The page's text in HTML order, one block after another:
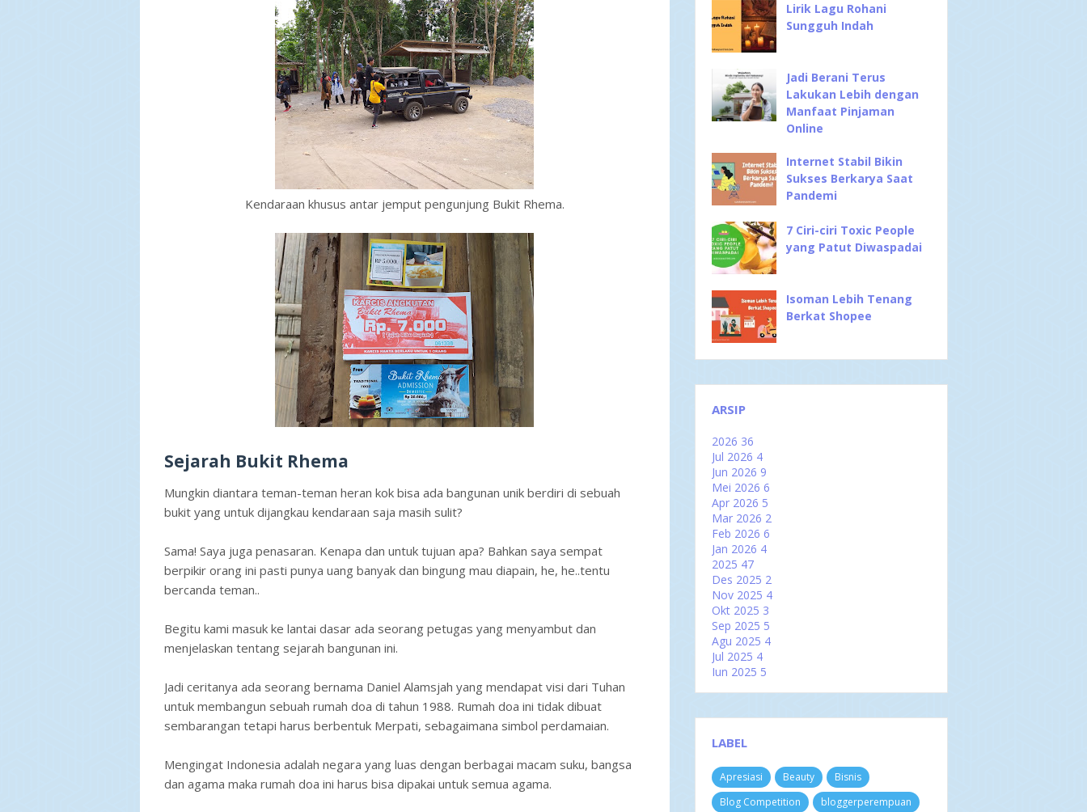
Kendaraan khusus antar jemput pengunjung Bukit Rhema.
Sejarah Bukit Rhema
Mungkin diantara teman-teman heran kok bisa ada bangunan unik berdiri di sebuah
bukit yang untuk dijangkau kendaraan saja masih sulit?
Sama! Saya juga penasaran. Kenapa dan untuk tujuan apa? Bahkan saya sempat
berpikir orang ini pasti punya uang banyak dan bingung mau diapain, he, he..tentu
bercanda teman..
Begitu kami masuk ke lantai dasar ada seorang petugas yang menyambut dan
menjelaskan tentang sejarah bangunan ini.
Jadi ceritanya ada seorang bernama Daniel Alamsjah yang mendapat visi dari Tuhan
untuk membangun sebuah rumah doa di tahun 1988. Rumah doa ini tidak dibuat
sembarangan tetapi harus berbentuk Merpati, sebagaimana simbol perdamaian.
Mengingat Indonesia adalah negara yang luas dengan berbagai macam suku, bangsa
dan agama maka rumah doa ini harus bisa dipakai untuk semua agama.
Lirik Lagu Rohani
Sungguh Indah
Jadi Berani Terus
Lakukan Lebih dengan
Manfaat Pinjaman
Online
Internet Stabil Bikin
Sukses Berkarya Saat
Pandemi
7 Ciri-ciri Toxic People
yang Patut Diwaspadai
Isoman Lebih Tenang
Berkat Shopee
ARSIP
2026 36
Jul 2026 4
Jun 2026 9
Mei 2026 6
Apr 2026 5
Mar 2026 2
Feb 2026 6
Jan 2026 4
2025 47
Des 2025 2
Nov 2025 4
Okt 2025 3
Sep 2025 5
Agu 2025 4
Jul 2025 4
Jun 2025 5
Mar 20256
Jan 2025
202460
Des 2024 3
Nov 20244
LABEL
Apresiasi Beauty
Bisnis
Blog Competition
bloggerperempuan